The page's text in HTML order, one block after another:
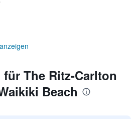
The Ritz-Carlton
Beach